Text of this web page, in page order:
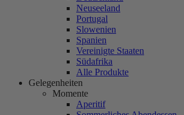
Neuseeland
Portugal
Slowenien
Spanien
Vereinigte Staaten
Südafrika
Alle Produkte
Gelegenheiten
Momente
Aperitif